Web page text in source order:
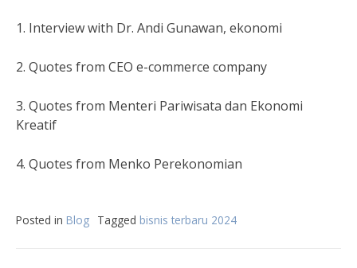
1. Interview with Dr. Andi Gunawan, ekonomi
2. Quotes from CEO e-commerce company
3. Quotes from Menteri Pariwisata dan Ekonomi
Kreatif
4. Quotes from Menko Perekonomian
Posted in Blog Tagged bisnis terbaru 2024